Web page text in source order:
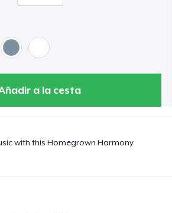
a la cesta
with this Homegrown Harmony